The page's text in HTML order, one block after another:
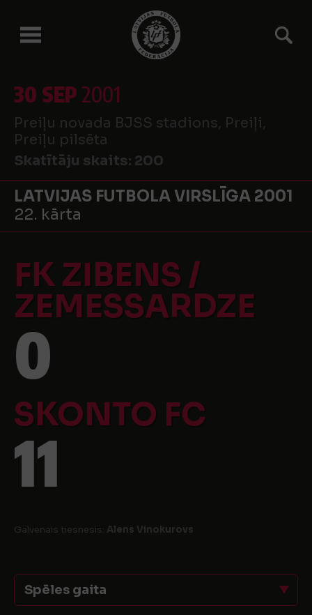
30 SEP2001
Preiļu novada BJSS stadions, Preiļi,
Preiļu pilsēta
Skatītāju skaits: 200
LATVIJAS FUTBOLA VIRSLĪGA 2001
22. kārta
FK ZIBENS /
ZEMESSARDZE
0
SKONTO FC
11
Galvenais tiesnesis: Alens Vinokurovs
Spēles gaita